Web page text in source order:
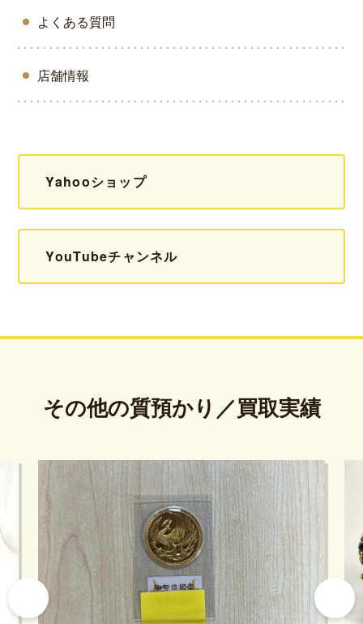
よくある質問
店舗情報
Yahooショップ
YouTubeチャンネル
その他の質預かり／買取実績